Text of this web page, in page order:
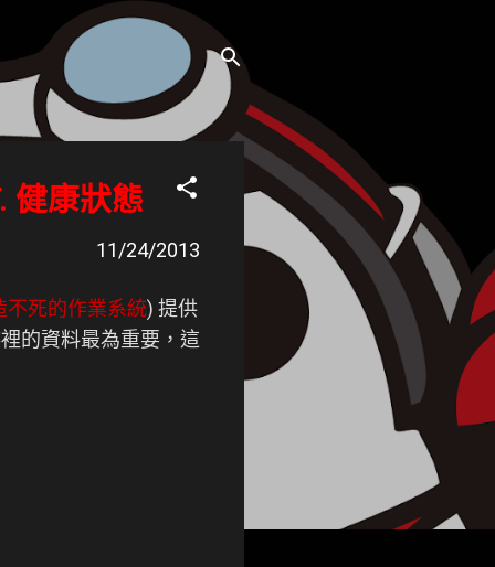
健康狀態
11/24/2013
不死的作業系統) 提供
的資料最為重要，這